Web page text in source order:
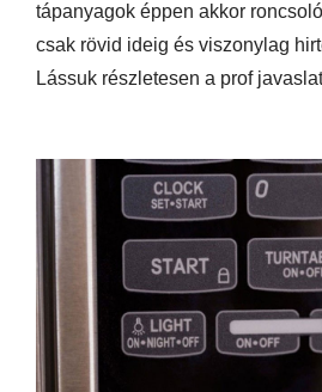
tápanyagok éppen akkor
csak rövid ideig és viszonylag
Lássuk részletesen a prof